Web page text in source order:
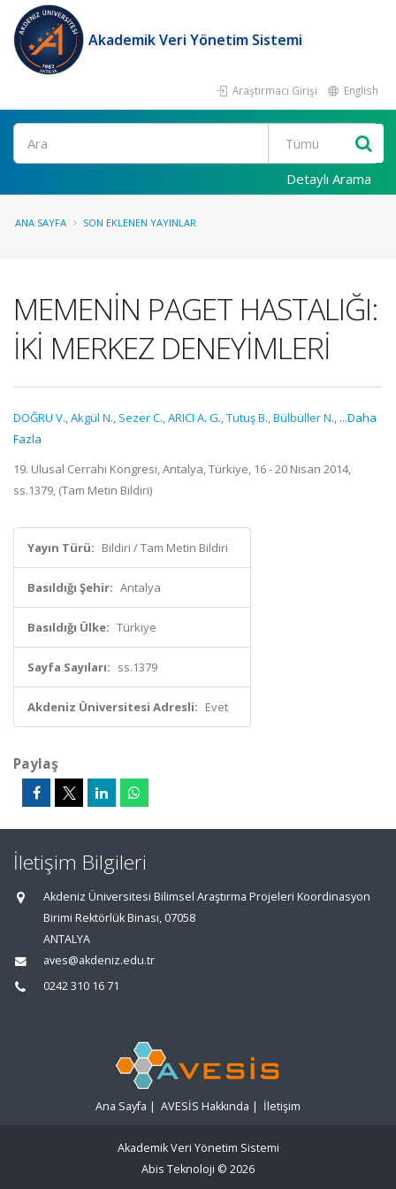
Akademik Veri Yönetim Sistemi
Araştırmacı Girişi English
Ara
Detaylı Arama
ANA SAYFA SON EKLENEN YAYINLAR
MEMENİN PAGET HASTALIĞI:
İKİ MERKEZ DENEYİMLERİ
DOĞRU V.,Akgül N., Sezer C.,ARICI A. G.,Tutuş B.,Bülbüller N., ...Daha
Fazla
19. Ulusal Cerrahi Kongresi, Antalya, Türkiye, 16 - 20 Nisan 2014,
ss.1379, (Tam Metin Bildiri)
Yayın Türü: Bildiri / Tam Metin Bildiri
Basıldığı Şehir: Antalya
Basıldığı Ülke: Türkiye
Sayfa Sayıları: ss.1379
Akdeniz Üniversitesi Adresli: Evet
Paylaş
İletişim Bilgileri
Akdeniz Üniversitesi Bilimsel Araştırma Projeleri Koordinasyon
Birimi Rektörlük Binası, 07058
ANTALYA
aves@akdeniz.edu.tr
0242 310 16 71
Ana Sayfa | AVESİS Hakkında | İletişim
Akademik Veri Yönetim Sistemi
Abis Teknoloji © 2026